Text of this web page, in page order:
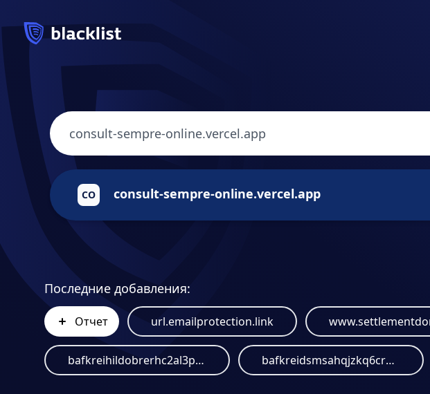
CO consult-sempre-online.vercel.app
Последние добавления:
Отчет url.emailprotection.link
bafkreihildobrerhc2al3pystbjdr5iwint5hlqepk7n36oe2juatk2m3u.ipfs.dweb.link bafkreidsmsahqjzkq6crmab5jovwd6crlwcpuh2pahcqmlxjznwmf4qhkq.ipfs.dweb.link